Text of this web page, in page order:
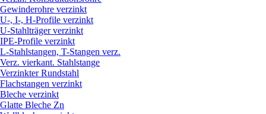
Gewinderohre verzinkt
U-, I-, H-Profile verzinkt
U-Stahlträger verzinkt
IPE-Profile verzinkt
L-Stahlstangen, T-Stangen verz.
Verz. vierkant. Stahlstange
Verzinkter Rundstahl
Flachstangen verzinkt
Bleche verzinkt
Glatte Bleche Zn